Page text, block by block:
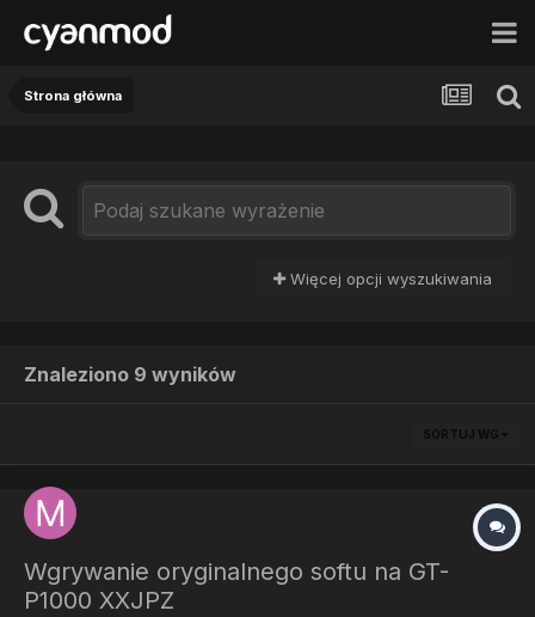
Strona główna
Więcej opcji wyszukiwania
Znaleziono 9 wyników
SORTUJ WG
Wgrywanie oryginalnego softu na GT-
P1000 XXJPZ